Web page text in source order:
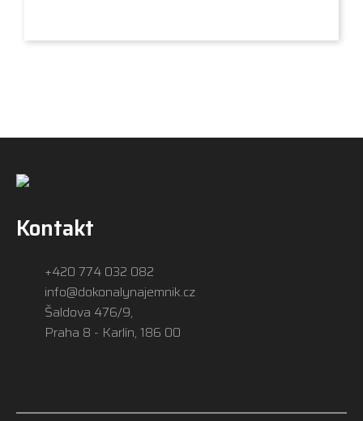
Kontakt
+420 774 032 082
info@dokonalynajemnik.cz
Šaldova 476/9,
Praha 8 - Karlín, 186 00